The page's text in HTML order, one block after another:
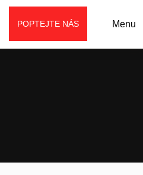
Menu
POPTEJTE NÁS